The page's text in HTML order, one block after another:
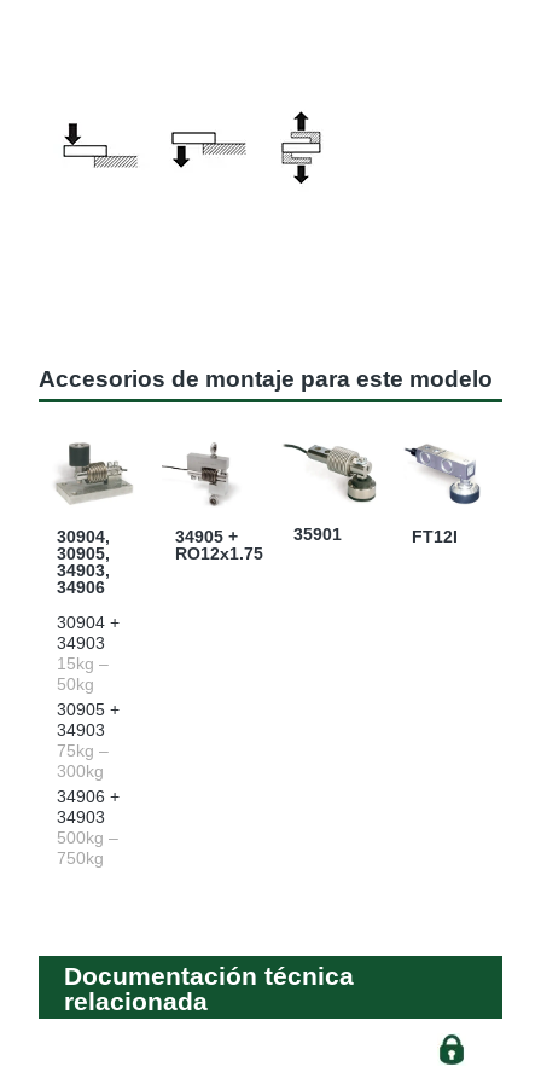
Accesorios de montaje para este modelo
30904,
30905,
34903,
34906
30904 +
34903
15kg –
50kg
30905 +
34903
75kg –
300kg
34906 +
34903
500kg –
750kg
34905 +
RO12x1.75
35901 FT12I
Documentación técnica
relacionada